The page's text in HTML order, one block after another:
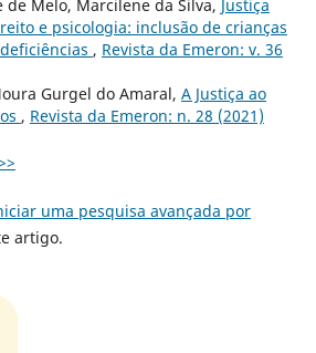
de Melo, Marcilene da Silva, Justiça
e psicologia: inclusão de crianças
, Revista da Emeron: v. 36
Gurgel do Amaral, A Justiça ao
, Revista da Emeron: n. 28 (2021)
uma pesquisa avançada por
artigo.